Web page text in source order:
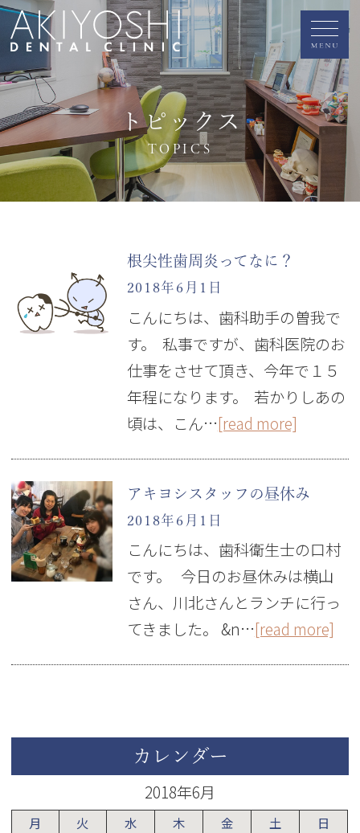
トピックス
TOPICS
根尖性歯周炎ってなに？
2018年6月1日
こんにちは、歯科助手の曽我で
す。 私事ですが、歯科医院のお
仕事をさせて頂き、今年で１５
年程になります。 若かりしあの
頃は、こん…[read more]
アキヨシスタッフの昼休み
2018年6月1日
こんにちは、歯科衛生士の口村
です。 今日のお昼休みは横山
さん、川北さんとランチに行っ
てきました。 &n…[read more]
カレンダー
2018年6月
月 火 水 木 金 土 日